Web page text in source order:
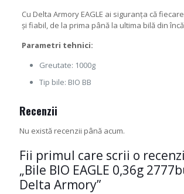
Cu Delta Armory EAGLE ai siguranța că
și fiabil, de la prima până la ultima bilă din
Parametri tehnici:
Greutate: 1000g
Tip bile: BIO BB
Recenzii
Nu există recenzii până acum.
Fii primul care scrii o
„Bile BIO EAGLE 0,36g
Delta Armory”